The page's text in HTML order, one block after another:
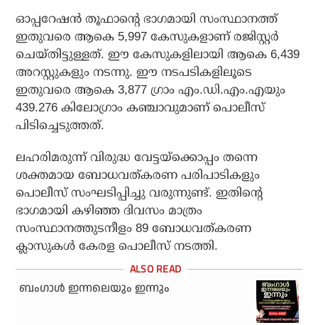
ഓപ്പറേഷന്‍ തൂഫാന്റെ ഭാഗമായി സംസ്ഥാനത്ത്
ഇതുവരെ ആകെ 5,997 കേസുകളാണ് രജിസ്റ്റര്‍
ചെയ്തിട്ടുള്ളത്. ഈ കേസുകളിലായി ആകെ 6,439
അറസ്റ്റുകളും നടന്നു. ഈ നടപടികളിലൂടെ
ഇതുവരെ ആകെ 3,877 ഗ്രാം എം.ഡി.എം.എയും
439.276 കിലോഗ്രാം കഞ്ചാവുമാണ് പൊലീസ്
പിടിച്ചെടുത്തത്.
ലഹരിമരുന്ന് വിരുദ്ധ വേട്ടയ്‌ക്കൊപ്പം തന്നെ
ശക്തമായ ബോധവത്കരണ പരിപാടികളും
പൊലീസ് സംഘടിപ്പിച്ചു വരുന്നുണ്ട്. ഇതിന്റെ
ഭാഗമായി കഴിഞ്ഞ ദിവസം മാത്രം
സംസ്ഥാനത്തുടനീളം 89 ബോധവത്കരണ
ക്ലാസുകള്‍ കേരള പൊലീസ് നടത്തി.
ബംഗാള്‍ ഇന്നലെയും ഇന്നും